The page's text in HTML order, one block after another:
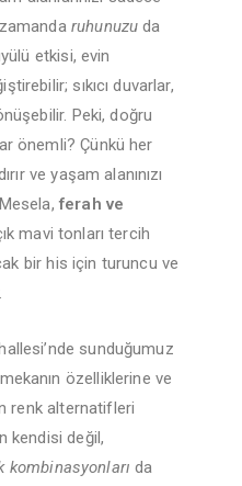
ruhunuzu da
etkisi, evin
sıkıcı duvarlar,
Peki, doğru
önemli? Çünkü her
ve yaşam alanınızı
ferah ve
mavi tonları tercih
bir his için turuncu ve
sunduğumuz
özelliklerine ve
renk alternatifleri
kendisi değil,
kombinasyonları da